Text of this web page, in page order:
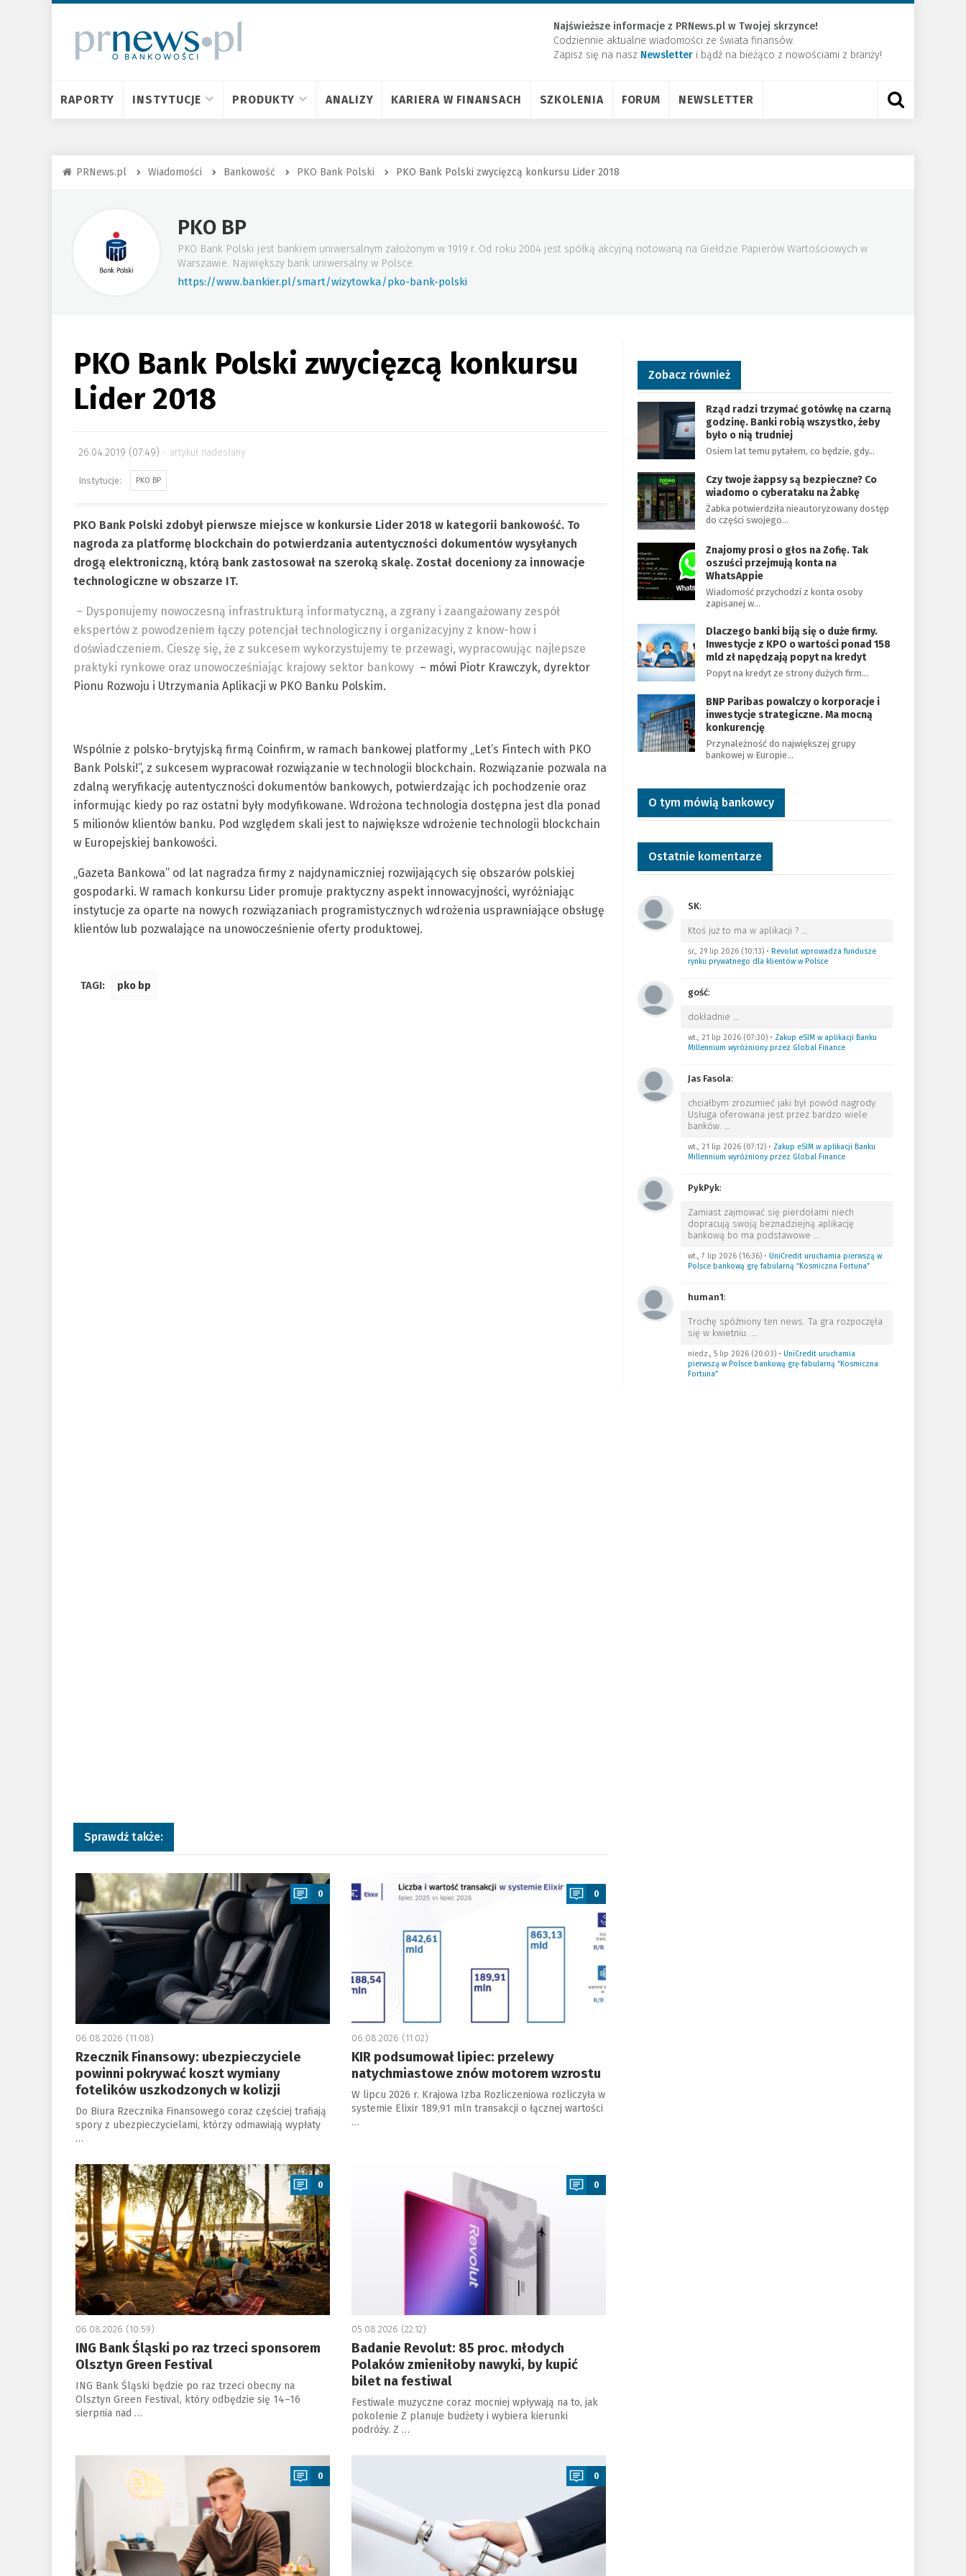
Najświeższe informacje z PRNews.pl w Twojej skrzynce!
Codziennie aktualne wiadomości ze świata finansów.
Zapisz się na nasz Newsletter ​i bądź na bieżąco z nowościami z branży!
RAPORTY INSTYTUCJE PRODUKTY ANALIZY KARIERA W FINANSACH SZKOLENIA FORUM NEWSLETTER
PRNews.pl Wiadomości Bankowość PKO Bank Polski PKO Bank Polski zwycięzcą konkursu Lider 2018
PKO BP
PKO Bank Polski jest bankiem uniwersalnym założonym w 1919 r. Od roku 2004 jest spółką akcyjną notowaną na Giełdzie Papierów Wartościowych w
Warszawie. Największy bank uniwersalny w Polsce.
https://www.bankier.pl/smart/wizytowka/pko-bank-polski
PKO Bank Polski zwycięzcą konkursu
Lider 2018
26.04.2019 (07:49) artykuł nadesłany
PKO BP
PKO Bank Polski zdobył pierwsze miejsce w konkursie Lider 2018 w kategorii bankowość. To
nagroda za platformę blockchain do potwierdzania autentyczności dokumentów wysyłanych
drogą elektroniczną, którą bank zastosował na szeroką skalę. Został doceniony za innowacje
technologiczne w obszarze IT.
– Dysponujemy nowoczesną infrastrukturą informatyczną, a zgrany i zaangażowany zespół
ekspertów z powodzeniem łączy potencjał technologiczny i organizacyjny z know-how i
doświadczeniem. Cieszę się, że z sukcesem wykorzystujemy te przewagi, wypracowując najlepsze
praktyki rynkowe oraz unowocześniając krajowy sektor bankowy – mówi Piotr Krawczyk, dyrektor
Pionu Rozwoju i Utrzymania Aplikacji w PKO Banku Polskim.
Wspólnie z polsko-brytyjską firmą Coinfirm, w ramach bankowej platformy „Let’s Fintech with PKO
Bank Polski!”, z sukcesem wypracował rozwiązanie w technologii blockchain. Rozwiązanie pozwala na
zdalną weryfikację autentyczności dokumentów bankowych, potwierdzając ich pochodzenie oraz
informując kiedy po raz ostatni były modyfikowane. Wdrożona technologia dostępna jest dla ponad
5 milionów klientów banku. Pod względem skali jest to największe wdrożenie technologii blockchain
w Europejskiej bankowości.
„Gazeta Bankowa” od lat nagradza firmy z najdynamiczniej rozwijających się obszarów polskiej
gospodarki. W ramach konkursu Lider promuje praktyczny aspekt innowacyjności, wyróżniając
instytucje za oparte na nowych rozwiązaniach programistycznych wdrożenia usprawniające obsługę
klientów lub pozwalające na unowocześnienie oferty produktowej.
TAGI: pko bp
Sprawdź także:
a
0
06.08.2026 (11:08)
Rzecznik Finansowy: ubezpieczyciele
powinni pokrywać koszt wymiany
fotelików uszkodzonych w kolizji
Do Biura Rzecznika Finansowego coraz częściej trafiają
spory z ubezpieczycielami, którzy odmawiają wypłaty
…
0
06.08.2026 (11:02)
KIR podsumował lipiec: przelewy
natychmiastowe znów motorem wzrostu
W lipcu 2026 r. Krajowa Izba Rozliczeniowa rozliczyła w
systemie Elixir 189,91 mln transakcji o łącznej wartości
…
a
0
06.08.2026 (10:59)
ING Bank Śląski po raz trzeci sponsorem
Olsztyn Green Festival
ING Bank Śląski będzie po raz trzeci obecny na
Olsztyn Green Festival, który odbędzie się 14–16
sierpnia nad …
0
05.08.2026 (22:12)
Badanie Revolut: 85 proc. młodych
Polaków zmieniłoby nawyki, by kupić
bilet na festiwal
Festiwale muzyczne coraz mocniej wpływają na to, jak
pokolenie Z planuje budżety i wybiera kierunki
podróży. Z …
a
0
a
0
Zobacz również
Rząd radzi trzymać gotówkę na czarną
godzinę. Banki robią wszystko, żeby
było o nią trudniej
Osiem lat temu pytałem, co będzie, gdy…
Czy twoje żappsy są bezpieczne? Co
wiadomo o cyberataku na Żabkę
Żabka potwierdziła nieautoryzowany dostęp
do części swojego…
Znajomy prosi o głos na Zofię. Tak
oszuści przejmują konta na
WhatsAppie
Wiadomość przychodzi z konta osoby
zapisanej w…
Dlaczego banki biją się o duże firmy.
Inwestycje z KPO o wartości ponad 158
mld zł napędzają popyt na kredyt
Popyt na kredyt ze strony dużych firm…
BNP Paribas powalczy o korporacje i
inwestycje strategiczne. Ma mocną
konkurencję
Przynależność do największej grupy
bankowej w Europie…
O tym mówią bankowcy
Ostatnie komentarze
SK:
Ktoś już to ma w aplikacji ? …
śr., 29 lip 2026 (10:13)• Revolut wprowadza fundusze
rynku prywatnego dla klientów w Polsce
gość:
dokładnie …
wt., 21 lip 2026 (07:30)• Zakup eSIM w aplikacji Banku
Millennium wyróżniony przez Global Finance
Jas Fasola:
chciałbym zrozumieć jaki był powód nagrody.
Usługa oferowana jest przez bardzo wiele
banków. …
wt., 21 lip 2026 (07:12)• Zakup eSIM w aplikacji Banku
Millennium wyróżniony przez Global Finance
PykPyk:
Zamiast zajmować się pierdołami niech
dopracują swoją beznadziejną aplikację
bankową bo ma podstawowe …
wt., 7 lip 2026 (16:36)• UniCredit uruchamia pierwszą w
Polsce bankową grę fabularną “Kosmiczna Fortuna”
human1:
Trochę spóźniony ten news. Ta gra rozpoczęła
się w kwietniu. …
niedz., 5 lip 2026 (20:03)• UniCredit uruchamia
pierwszą w Polsce bankową grę fabularną “Kosmiczna
Fortuna”